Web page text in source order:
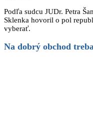
Podľa sudcu JUDr. Petra
Sklenka hovoril o pol
vyberať.
Na dobrý obchod